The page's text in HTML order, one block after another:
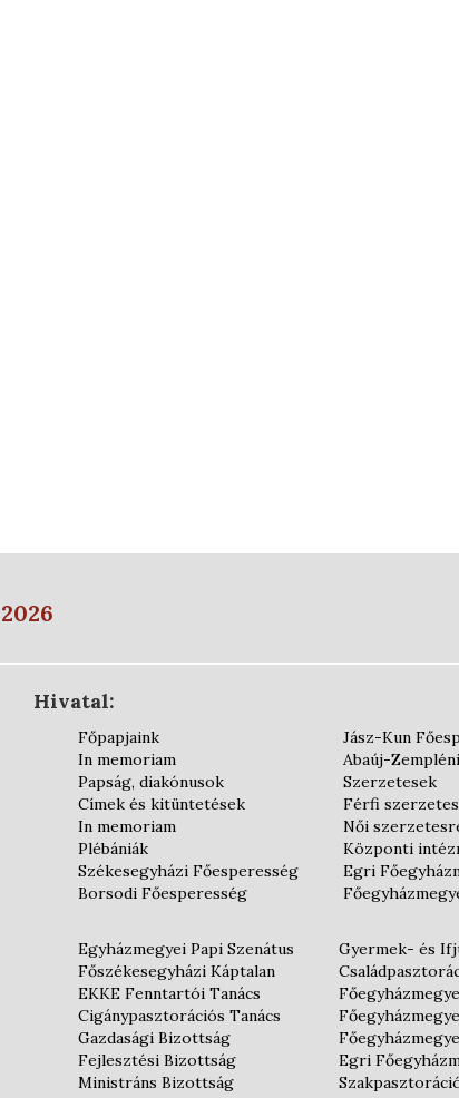
Hivatal:
Főpapjaink
In memoriam
Papság, diakónusok
Címek és kitüntetések
In memoriam
Plébániák
Székesegyházi Főesperesség
Borsodi Főesperesség
Jász-Kun
Abaúj-
Szerzetesek
Férfi
Női
Központi
Egri
Egyházmegyei Papi Szenátus
Főszékesegyházi Káptalan
EKKE Fenntartói Tanács
Cigánypasztorációs Tanács
Gazdasági Bizottság
Fejlesztési Bizottság
Ministráns Bizottság
Gyermek- és
Egri